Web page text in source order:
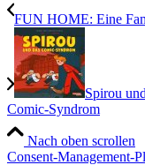
FUN HOME: Eine
Spirou
Comic-Syndrom
Nach oben scrollen
Consent-Management-